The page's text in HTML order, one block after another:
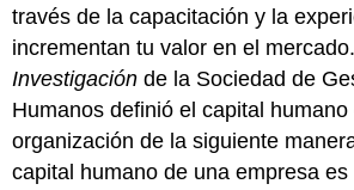
través de la capacitación y la
incrementan tu valor en el
Investigación de la Sociedad de
Humanos definió el capital humano
organización de la siguiente
capital humano de una empresa